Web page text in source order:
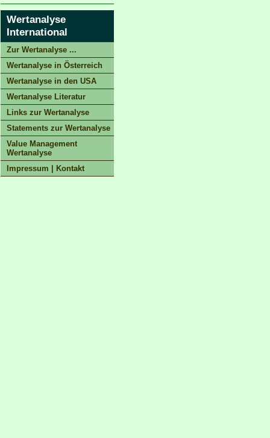
Wertanalyse
International
Zur Wertanalyse ...
Wertanalyse in Österreich
Wertanalyse in den USA
Wertanalyse Literatur
Links zur Wertanalyse
Statements zur Wertanalyse
Value Management
Wertanalyse
Impressum | Kontakt